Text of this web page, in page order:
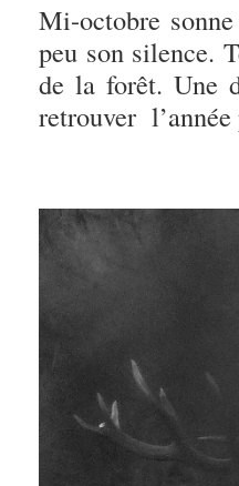
Mi-octobre
peu son silence.
de la forêt. Une
retrouver